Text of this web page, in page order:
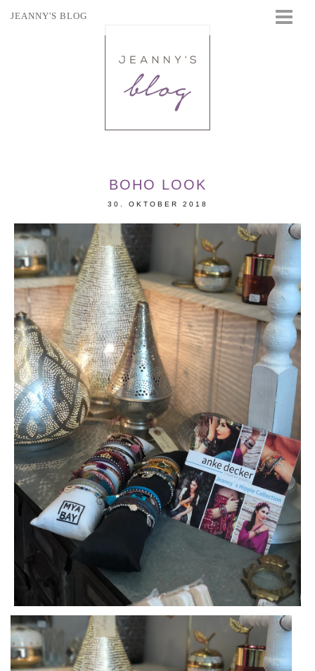
JEANNY'S BLOG
BOHO LOOK
30. OKTOBER 2018